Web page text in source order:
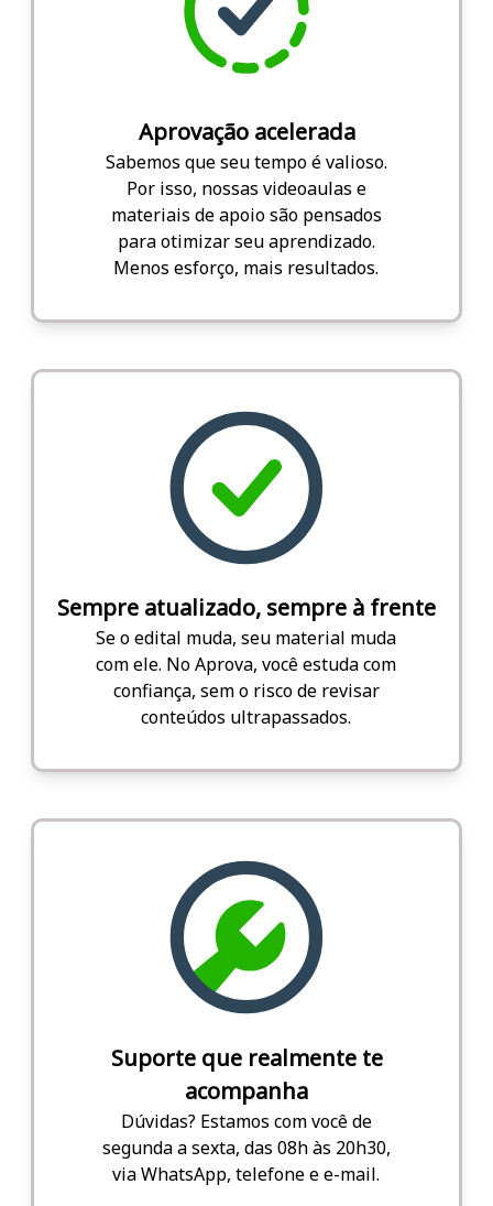
Aprovação acelerada
Sabemos que seu tempo é valioso.
Por isso, nossas videoaulas e
materiais de apoio são pensados
para otimizar seu aprendizado.
Menos esforço, mais resultados.
Sempre atualizado, sempre à frente
Se o edital muda, seu material muda
com ele. No Aprova, você estuda com
confiança, sem o risco de revisar
conteúdos ultrapassados.
Suporte que realmente te
acompanha
Dúvidas? Estamos com você de
segunda a sexta, das 08h às 20h30,
via WhatsApp, telefone e e-mail.